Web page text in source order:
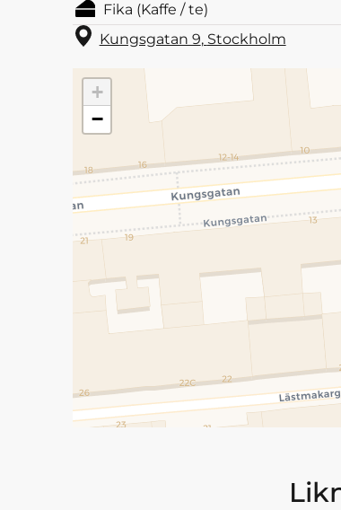
Fika (Kaffe / te)
Kungsgatan 9, Stockholm
+
−